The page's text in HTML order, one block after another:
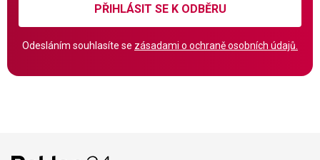
PŘIHLÁSIT SE K ODBĚRU
Odesláním souhlasíte se zásadami o ochraně osobních údajů.